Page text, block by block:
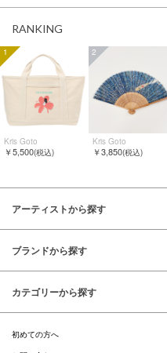
RANKING
1
Kris Goto
￥5,500(税込)
2
Kris Goto
￥3,850(税込)
アーティストから探す
ブランドから探す
カテゴリーから探す
初めての方へ